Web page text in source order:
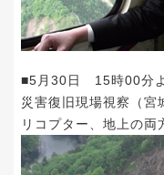
■5月30日 15時00分
災害復旧現場視察（宮
リコプター、地上の両